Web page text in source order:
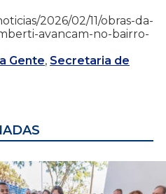
2026/02/11/obras-da-
avancam-no-bairro-
Gente, Secretaria de